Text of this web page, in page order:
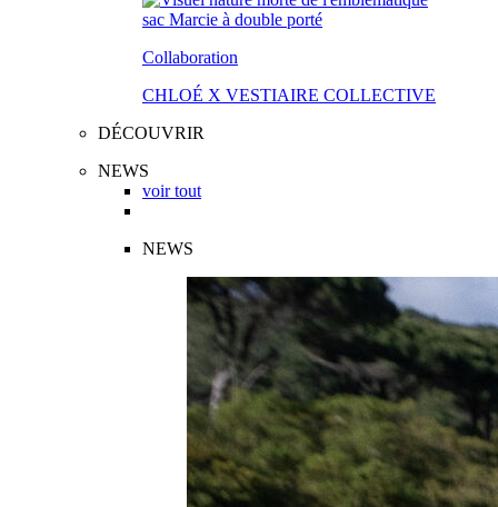
Collaboration
CHLOÉ X VESTIAIRE COLLECTIVE
DÉCOUVRIR
NEWS
voir tout
NEWS